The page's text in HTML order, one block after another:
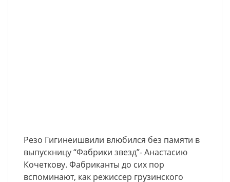
Резо Гигинеишвили влюбился без памяти в
выпускницу “Фабрики звезд”- Анастасию
Кочеткову. Фабриканты до сих пор
вспоминают, как режиссер грузинского